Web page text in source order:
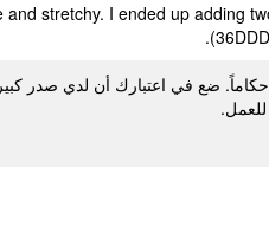
and stretchy. I ended up adding
ضع في اعتبارك أن لدي صدر كبير